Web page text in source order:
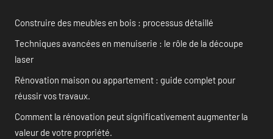
Construire des meubles en bois : processus détaillé
Techniques avancées en menuiserie : le rôle de la découpe
laser
Rénovation maison ou appartement : guide complet pour
réussir vos travaux.
Comment la rénovation peut significativement augmenter la
valeur de votre propriété.